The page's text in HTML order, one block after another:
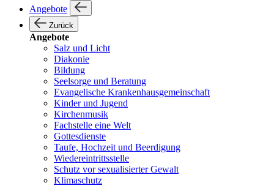
Angebote
Zurück
Angebote
Salz und Licht
Diakonie
Bildung
Seelsorge und Beratung
Evangelische Krankenhausgemeinschaft
Kinder und Jugend
Kirchenmusik
Fachstelle eine Welt
Gottesdienste
Taufe, Hochzeit und Beerdigung
Wiedereintrittsstelle
Schutz vor sexualisierter Gewalt
Klimaschutz